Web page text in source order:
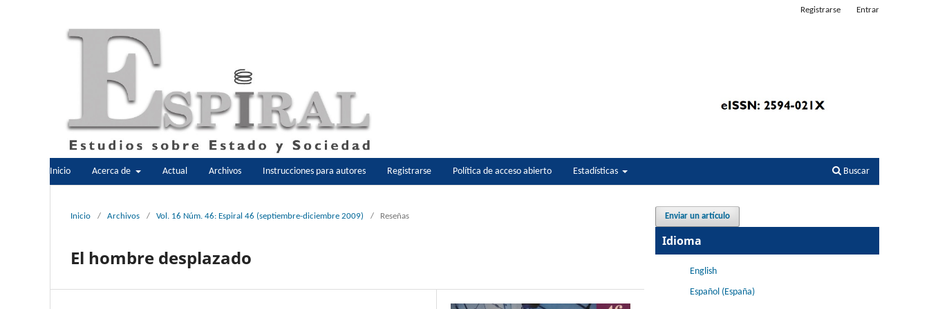
Inicio Acerca de Actual Archivos Instrucciones para autores Registrarse Política de acceso abierto Estadísticas Buscar
Registrarse Entrar
Inicio / Archivos / Vol. 16 Núm. 46: Espiral 46 (septiembre-diciembre 2009) / Reseñas
El hombre desplazado
Enviar un artículo
Idioma
English
Español (España)